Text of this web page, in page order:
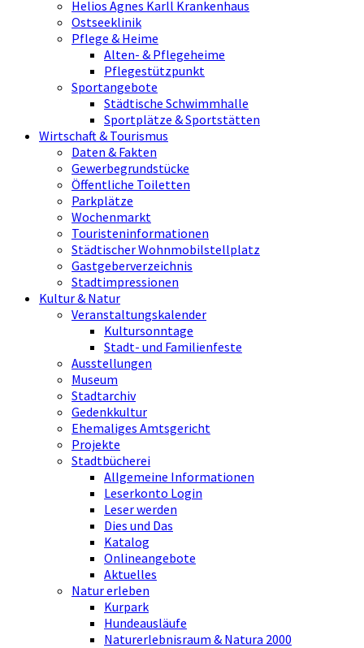
Helios Agnes Karll Krankenhaus
Ostseeklinik
Pflege & Heime
Alten- & Pflegeheime
Pflegestützpunkt
Sportangebote
Städtische Schwimmhalle
Sportplätze & Sportstätten
Wirtschaft & Tourismus
Daten & Fakten
Gewerbegrundstücke
Öffentliche Toiletten
Parkplätze
Wochenmarkt
Touristeninformationen
Städtischer Wohnmobilstellplatz
Gastgeberverzeichnis
Stadtimpressionen
Kultur & Natur
Veranstaltungskalender
Kultursonntage
Stadt- und Familienfeste
Ausstellungen
Museum
Stadtarchiv
Gedenkkultur
Ehemaliges Amtsgericht
Projekte
Stadtbücherei
Allgemeine Informationen
Leserkonto Login
Leser werden
Dies und Das
Katalog
Onlineangebote
Aktuelles
Natur erleben
Kurpark
Hundeausläufe
Naturerlebnisraum & Natura 2000